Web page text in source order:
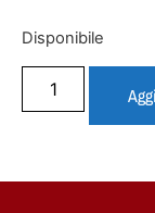
Disponibile